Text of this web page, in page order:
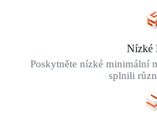
Nízké
Poskytněte nízké minimální
splnili